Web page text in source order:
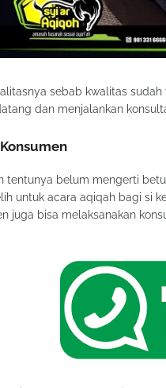
sebab kwalitas
dan menjalankan
tentunya belum mengerti
untuk acara aqiqah bagi si
juga bisa melaksanakan